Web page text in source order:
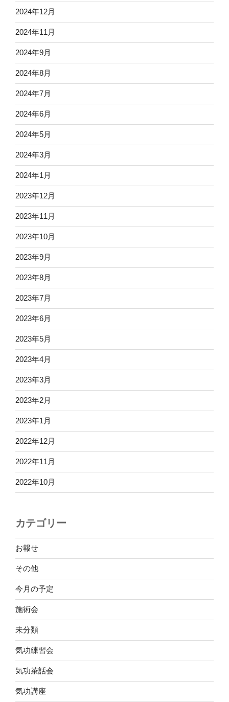
2024年12月
2024年11月
2024年9月
2024年8月
2024年7月
2024年6月
2024年5月
2024年3月
2024年1月
2023年12月
2023年11月
2023年10月
2023年9月
2023年8月
2023年7月
2023年6月
2023年5月
2023年4月
2023年3月
2023年2月
2023年1月
2022年12月
2022年11月
2022年10月
カテゴリー
お報せ
その他
今月の予定
施術会
未分類
気功練習会
気功茶話会
気功講座